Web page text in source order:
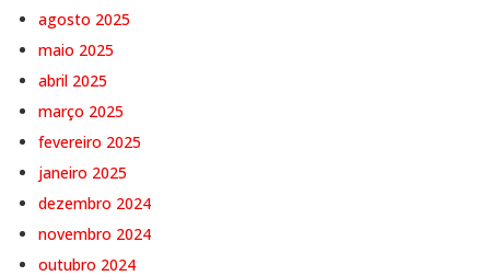
agosto 2025
maio 2025
abril 2025
março 2025
fevereiro 2025
janeiro 2025
dezembro 2024
novembro 2024
outubro 2024